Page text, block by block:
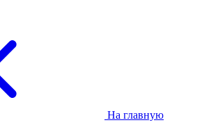
На главную